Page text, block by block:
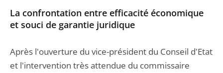
La confrontation entre efficacité économique
et souci de garantie juridique
Après l'ouverture du vice-président du Conseil d'Etat
et l'intervention très attendue du commissaire